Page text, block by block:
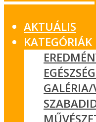
AKTUÁLIS
KATEGÓRIÁK